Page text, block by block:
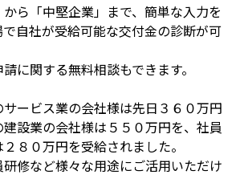
から「中堅企業」まで、簡単な入力を
自社が受給可能な交付金の診断が可
に関する無料相談もできます。
ービス業の会社様は先日３６０万円
設業の会社様は５５０万円を、社員
８０万円を受給されました。
修など様々な用途にご活用いただけ